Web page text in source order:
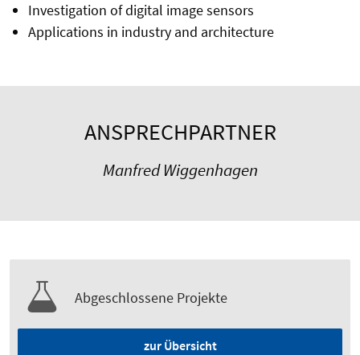
Investigation of digital image sensors
Applications in industry and architecture
ANSPRECHPARTNER
Manfred Wiggenhagen
Abgeschlossene Projekte
zur Übersicht